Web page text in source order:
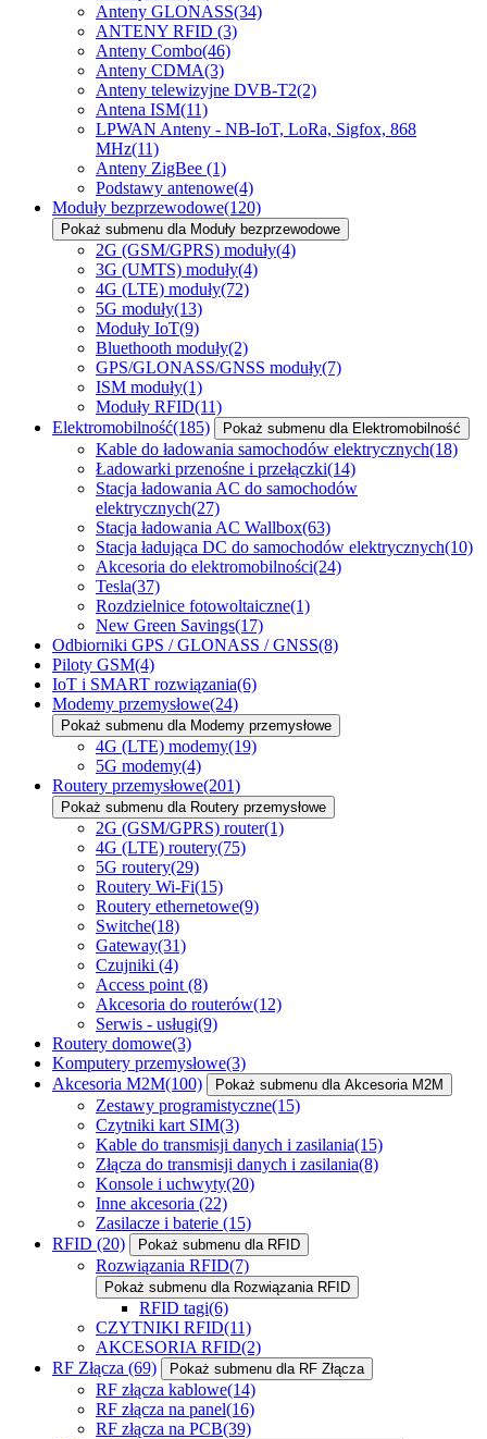
Anteny GLONASS(34)
ANTENY RFID (3)
Anteny Combo(46)
Anteny CDMA(3)
Anteny telewizyjne DVB-T2(2)
Antena ISM(11)
LPWAN Anteny - NB-IoT, LoRa, Sigfox, 868
MHz(11)
Anteny ZigBee (1)
Podstawy antenowe(4)
Moduły bezprzewodowe(120)
Pokaż submenu dla Moduły bezprzewodowe
2G (GSM/GPRS) moduły(4)
3G (UMTS) moduły(4)
4G (LTE) moduły(72)
5G moduły(13)
Moduły IoT(9)
Bluethooth moduły(2)
GPS/GLONASS/GNSS moduły(7)
ISM moduły(1)
Moduły RFID(11)
Elektromobilność(185) Pokaż submenu dla Elektromobilność
Kable do ładowania samochodów elektrycznych(18)
Ładowarki przenośne i przełączki(14)
Stacja ładowania AC do samochodów
elektrycznych(27)
Stacja ładowania AC Wallbox(63)
Stacja ładująca DC do samochodów elektrycznych(10)
Akcesoria do elektromobilności(24)
Tesla(37)
Rozdzielnice fotowoltaiczne(1)
New Green Savings(17)
Odbiorniki GPS / GLONASS / GNSS(8)
Piloty GSM(4)
IoT i SMART rozwiązania(6)
Modemy przemysłowe(24)
Pokaż submenu dla Modemy przemysłowe
4G (LTE) modemy(19)
5G modemy(4)
Routery przemysłowe(201)
Pokaż submenu dla Routery przemysłowe
2G (GSM/GPRS) router(1)
4G (LTE) routery(75)
5G routery(29)
Routery Wi-Fi(15)
Routery ethernetowe(9)
Switche(18)
Gateway(31)
Czujniki (4)
Access point (8)
Akcesoria do routerów(12)
Serwis - usługi(9)
Routery domowe(3)
Komputery przemysłowe(3)
Akcesoria M2M(100) Pokaż submenu dla Akcesoria M2M
Zestawy programistyczne(15)
Czytniki kart SIM(3)
Kable do transmisji danych i zasilania(15)
Złącza do transmisji danych i zasilania(8)
Konsole i uchwyty(20)
Inne akcesoria (22)
Zasilacze i baterie (15)
RFID (20) Pokaż submenu dla RFID
Rozwiązania RFID(7)
Pokaż submenu dla Rozwiązania RFID
RFID tagi(6)
CZYTNIKI RFID(11)
AKCESORIA RFID(2)
RF Złącza (69) Pokaż submenu dla RF Złącza
RF złącza kablowe(14)
RF złącza na panel(16)
RF złącza na PCB(39)